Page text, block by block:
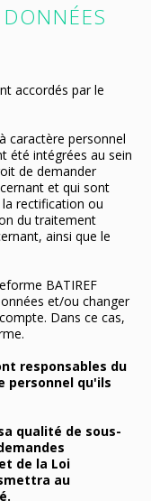
accordés par le
caractère personnel
été intégrées au sein
de demander
et qui sont
rectification ou
du traitement
ainsi que le
BATIREF
et/ou changer
Dans ce cas,
responsables du
personnel qu'ils
qualité de sous-
de la Loi
au